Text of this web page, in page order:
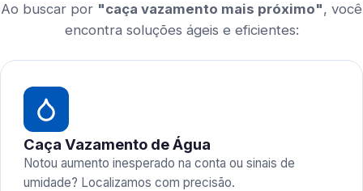
Ao buscar por "caça vazamento mais próximo", você
encontra soluções ágeis e eficientes:
Caça Vazamento de Água
Notou aumento inesperado na conta ou sinais de
umidade? Localizamos com precisão.